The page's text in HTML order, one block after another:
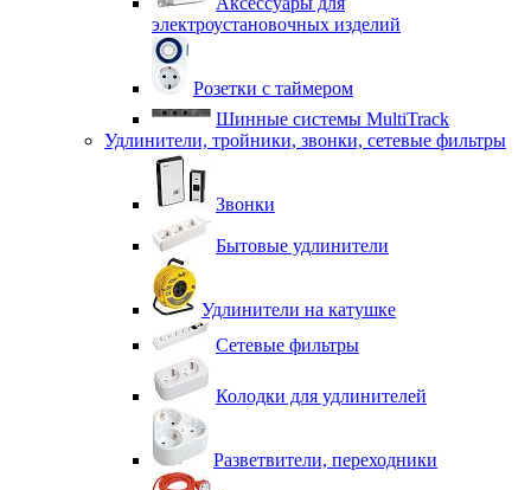
электроустановочных изделий
Розетки с таймером
Шинные системы MultiTrack
Удлинители, тройники, звонки, сетевые фильтры
Звонки
Бытовые удлинители
Удлинители на катушке
Сетевые фильтры
Колодки для удлинителей
Разветвители, переходники